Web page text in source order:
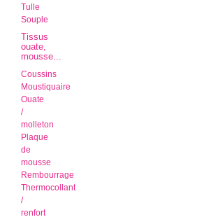
Tulle
Souple
Tissus
ouate,
mousse...
Coussins
Moustiquaire
Ouate
/
molleton
Plaque
de
mousse
Rembourrage
Thermocollant
/
renfort